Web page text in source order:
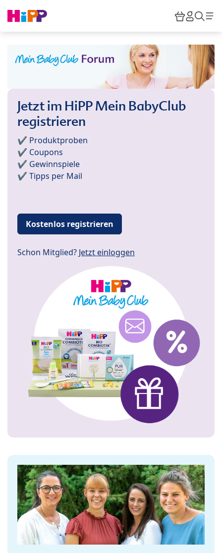
HiPP
Jetzt im HiPP Mein BabyClub
registrieren
✔️ Produktproben
✔️ Coupons
✔️ Gewinnspiele
✔️ Tipps per Mail
Kostenlos registrieren
Schon Mitglied? Jetzt einloggen